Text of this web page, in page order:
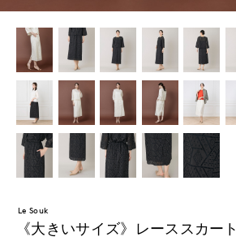
Le Souk
《大きいサイズ》レーススカート